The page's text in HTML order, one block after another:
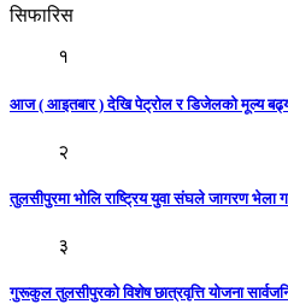
सिफारिस
१
आज ( आइतबार ) देखि पेट्रोल र डिजेलकाे मूल्य
२
तुलसीपुरमा भोलि राष्ट्रिय युवा संघले जागरण भेला
३
गुरूकुल तुलसीपुरकाे विशेष छात्रवृत्ति याेजना